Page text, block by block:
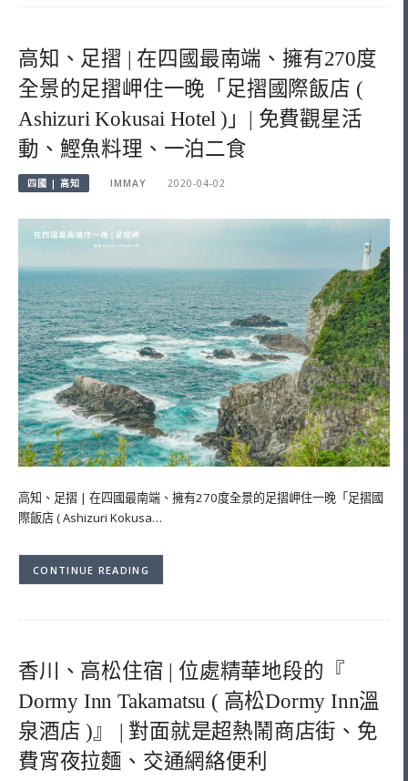
高知、足摺 | 在四國最南端、擁有270度
全景的足摺岬住一晚「足摺國際飯店 (
Ashizuri Kokusai Hotel )」| 免費觀星活
動、鰹魚料理、一泊二食
四國 | 高知 IMMAY 2020-04-02
高知、足摺 | 在四國最南端、擁有270度全景的足摺岬住一晚「足摺國
際飯店 ( Ashizuri Kokusa…
CONTINUE READING
香川、高松住宿 | 位處精華地段的『
Dormy Inn Takamatsu ( 高松Dormy Inn溫
泉酒店 )』 | 對面就是超熱鬧商店街、免
費宵夜拉麵、交通網絡便利